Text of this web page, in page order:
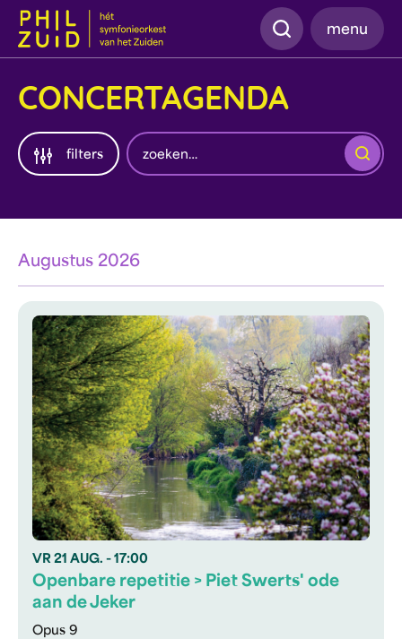
Zoeken
menu
CONCERTAGENDA
filters
Zoeken
Augustus 2026
VR 21 AUG. - 17:00
Opus 9
Openbare repetitie > Piet Swerts' ode
aan de Jeker